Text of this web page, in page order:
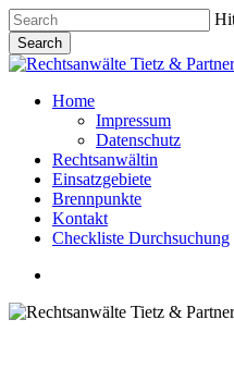
Skip
to
main
content
Search
Close
Menu
Home
Impressum
Datenschutz
Rechtsanwältin
Einsatzgebiete
Brennpunkte
Kontakt
Checkliste Durchsuchung